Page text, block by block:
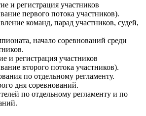
и регистрация участников
первого потока участников).
команд, парад участников, судей,
начало соревнований среди
и регистрация участников
второго потока участников).
по отдельному регламенту.
дня соревнований.
по отдельному регламенту и по